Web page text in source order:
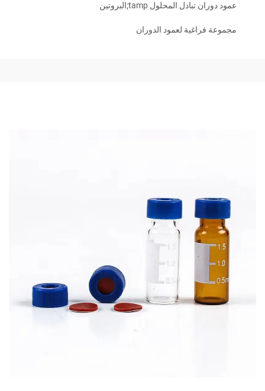
عمود دوران تبادل المحلول tamp;البروتين
مجموعة فراغية لعمود الدوران